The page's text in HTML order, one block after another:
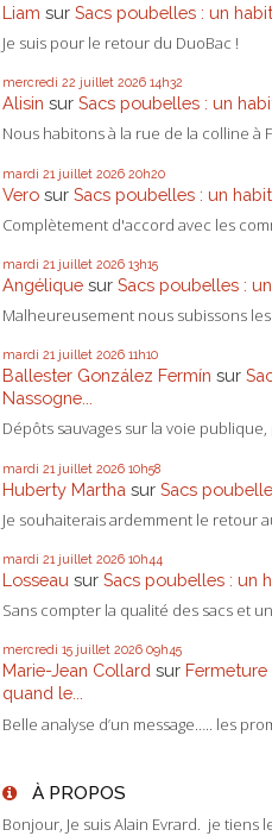
Liam sur Sacs poubelles : un
Je suis pour le retour du DuoBac !
mercredi 22 juillet 2026 14h32
Alisin sur Sacs poubelles : un
Nous habitons à la rue de la colline à
mardi 21 juillet 2026 20h20
Vero sur Sacs poubelles : un
Complètement d'accord avec les
mardi 21 juillet 2026 13h15
Angélique sur Sacs poubelles :
Malheureusement nous subissons
mardi 21 juillet 2026 11h10
Ballester González Fermín sur
Nassogne...
Dépôts sauvages sur la voie
mardi 21 juillet 2026 10h58
Huberty Martha sur Sacs
Je souhaiterais ardemment le retour
mardi 21 juillet 2026 10h44
Losseau sur Sacs poubelles : un
Sans compter la qualité des sacs et
mercredi 15 juillet 2026 09h45
Marie-Jean Collard sur
quand le...
Belle analyse d’un message….. les
À PROPOS
Bonjour, Je suis Alain Evrard. je tiens